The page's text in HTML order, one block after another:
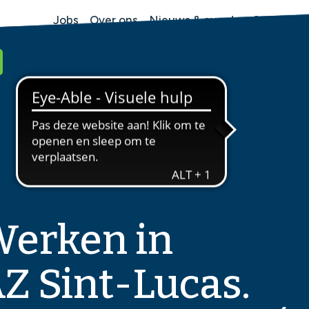
Jobs Over ons Nieuws & events Contact
in
Sint-Lucas.